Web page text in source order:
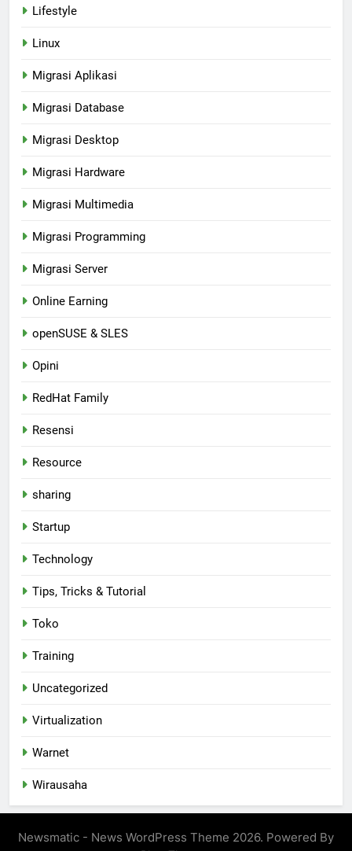
Lifestyle
Linux
Migrasi Aplikasi
Migrasi Database
Migrasi Desktop
Migrasi Hardware
Migrasi Multimedia
Migrasi Programming
Migrasi Server
Online Earning
openSUSE & SLES
Opini
RedHat Family
Resensi
Resource
sharing
Startup
Technology
Tips, Tricks & Tutorial
Toko
Training
Uncategorized
Virtualization
Warnet
Wirausaha
Newsmatic - News WordPress Theme 2026. Powered By